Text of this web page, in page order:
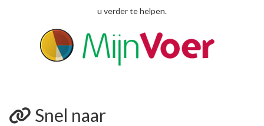
u verder te helpen.
Snel naar